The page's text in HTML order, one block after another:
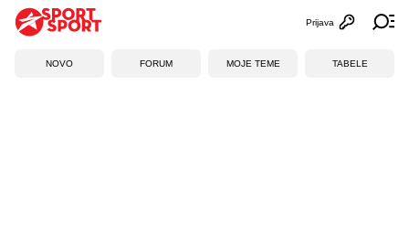
Otvori
Prijava
NOVO FORUM MOJE TEME TABELE